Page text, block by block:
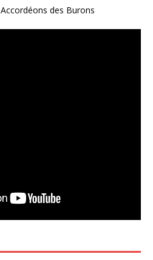
des Burons